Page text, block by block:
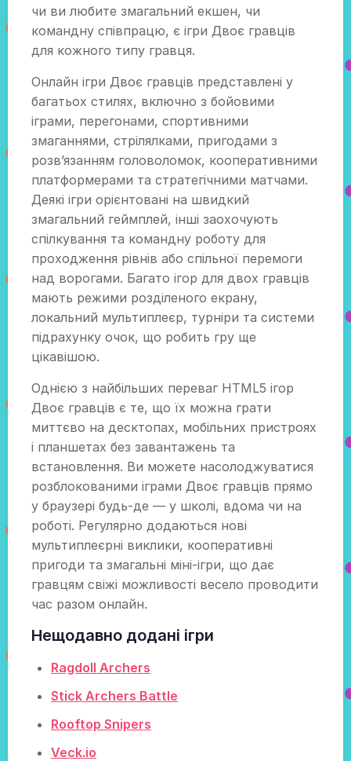
чи ви любите змагальний екшен, чи
командну співпрацю, є ігри Двоє гравців
для кожного типу гравця.
Онлайн ігри Двоє гравців представлені у
багатьох стилях, включно з бойовими
іграми, перегонами, спортивними
змаганнями, стрілялками, пригодами з
розв’язанням головоломок, кооперативними
платформерами та стратегічними матчами.
Деякі ігри орієнтовані на швидкий
змагальний геймплей, інші заохочують
спілкування та командну роботу для
проходження рівнів або спільної перемоги
над ворогами. Багато ігор для двох гравців
мають режими розділеного екрану,
локальний мультиплеєр, турніри та системи
підрахунку очок, що робить гру ще
цікавішою.
Однією з найбільших переваг HTML5 ігор
Двоє гравців є те, що їх можна грати
миттєво на десктопах, мобільних пристроях
і планшетах без завантажень та
встановлення. Ви можете насолоджуватися
розблокованими іграми Двоє гравців прямо
у браузері будь-де — у школі, вдома чи на
роботі. Регулярно додаються нові
мультиплеєрні виклики, кооперативні
пригоди та змагальні міні-ігри, що дає
гравцям свіжі можливості весело проводити
час разом онлайн.
Нещодавно додані ігри
Ragdoll Archers
Stick Archers Battle
Rooftop Snipers
Veck.io